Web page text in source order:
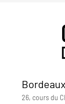
Bordeaux
26, cours du